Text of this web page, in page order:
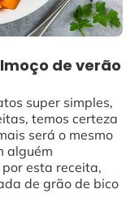
de verão
super simples,
temos certeza
será o mesmo
alguém
esta receita,
de grão de bico